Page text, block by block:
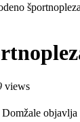
views